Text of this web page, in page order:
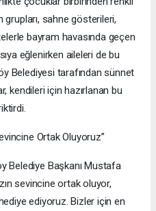
sahne gösterileri,
bayram havasında geçen
eğlenirken aileleri de bu
Belediyesi tarafından sünnet
kendileri için hazırlanan bu
Ortak Oluyoruz”
Belediye Başkanı Mustafa
sevincine ortak oluyor,
ediyoruz. Bizler için en